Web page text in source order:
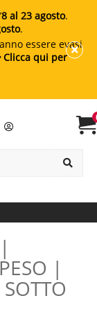
8 al 23 agosto.
.
essere evasi
Clicca qui per
|